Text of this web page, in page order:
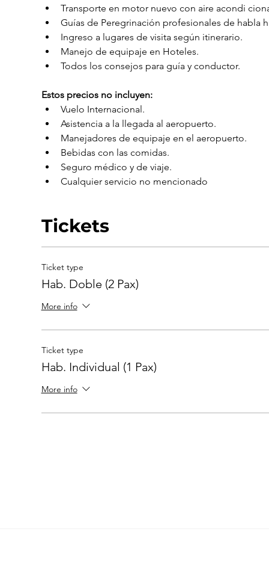
Transporte en motor nuevo con aire acondi
Guías de Peregrinación profesionales de habla
Ingreso a lugares de visita según itinerario.
Manejo de equipaje en Hoteles.
Todos los consejos para guía y conductor.
Estos precios no incluyen:
Vuelo Internacional.
Asistencia a la llegada al aeropuerto.
Manejadores de equipaje en el aeropuerto.
Bebidas con las comidas.
Seguro médico y de viaje.
Cualquier servicio no mencionado
Tickets
Ticket type
Hab. Doble (2 Pax)
More info
Ticket type
Hab. Individual (1 Pax)
More info